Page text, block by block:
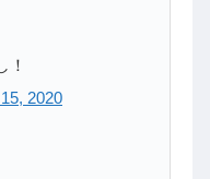
！
2020